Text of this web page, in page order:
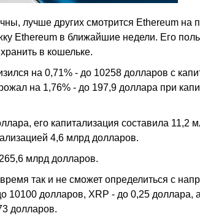
лучше других смотрится Ethereum на
Ethereum в ближайшие недели. Его
в кошельке.
на 0,71% - до 10258 долларов с
на 1,76% - до 197,9 доллара при
его капитализация составила 11,2
4,6 млрд долларов.
млрд долларов.
так и не сможет определиться с
10100 долларов, XRP - до 0,25 доллара,
долларов.